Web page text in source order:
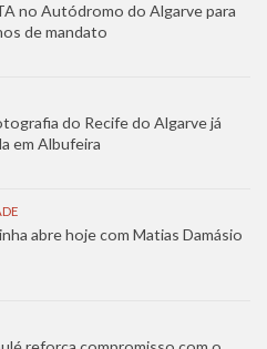
no Autódromo do Algarve para
de mandato
do Recife do Algarve já
em Albufeira
abre hoje com Matias Damásio